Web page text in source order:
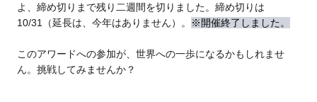
よ、締め切りまで残り二週間を切りました。締め切りは
10/31（延長は、今年はありません）。
※開催終了しました。
このアワードへの参加が、世界への一歩になるかもしれませ
ん。挑戦してみませんか？